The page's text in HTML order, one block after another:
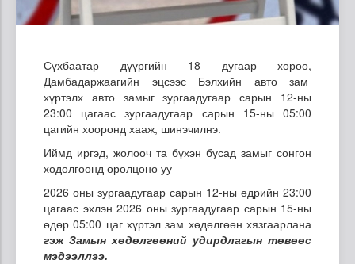
Сүхбаатар дүүргийн 18 дугаар хороо,
Дамбадаржаагийн эцсээс Бэлхийн авто зам
хүртэлх авто замыг зургаадугаар сарын 12-ны
23:00 цагаас зургаадугаар сарын 15-ны 05:00
цагийн хооронд хааж, шинэчилнэ.
Иймд иргэд, жолооч та бүхэн бусад замыг сонгон
хөдөлгөөнд оролцоно уу
2026 оны зургаадугаар сарын 12-ны өдрийн 23:00
цагаас эхлэн 2026 оны зургаадугаар сарын 15-ны
өдөр 05:00 цаг хүртэл зам хөдөлгөөн хязгаарлана
гэж Замын хөдөлгөөний удирдлагын төвөөс
мэдээллээ.